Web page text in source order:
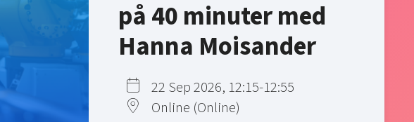
på 40 minuter med
Hanna Moisander
22 Sep 2026, 12:15-12:55
Online (Online)